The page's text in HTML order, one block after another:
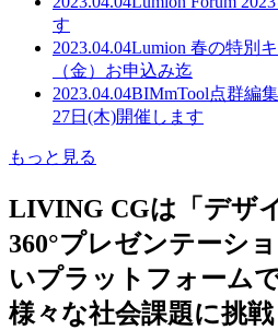
す
2023.04.04Lumion 春の特別
（金）お申込み迄
2023.04.04BIMmTool点群編
27日(木)開催します
もっと見る
LIVING CGは「デザ
360°プレゼンテーシ
いプラットフォーム
様々な社会課題に挑